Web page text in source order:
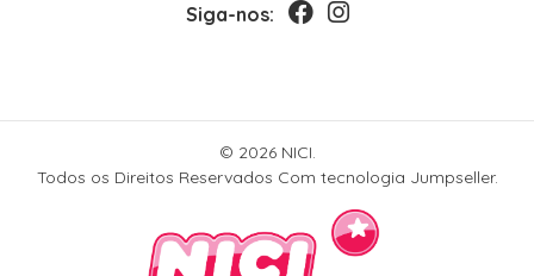
Siga-nos:
© 2026 NICI.
Todos os Direitos Reservados Com tecnologia Jumpseller.